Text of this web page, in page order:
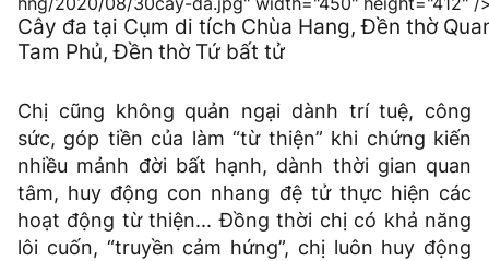
Cây đa tại Cụm di tích Chùa Hang, Đền thờ
Tam Phủ, Đền thờ Tứ bất tử
Chị cũng không quản ngại dành trí tuệ, công
sức, góp tiền của làm “từ thiện” khi chứng kiến
nhiều mảnh đời bất hạnh, dành thời gian quan
tâm, huy động con nhang đệ tử thực hiện các
hoạt động từ thiện... Đồng thời chị có khả năng
lôi cuốn, “truyền cảm hứng”, chị luôn huy động